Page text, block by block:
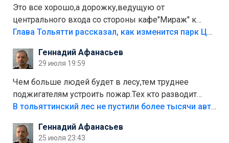
Это все хорошо,а дорожку,ведущую от
центрального входа со стороны кафе"Мираж" к
аттракционам слабо доделать?А то бордюры
лежала в парке и испортилась.Да еще,видимо,часть
украли.
Глава Тольятти рассказал, как изменится парк Центрального района
Геннадий Афанасьев
29 июля 19:59
Чем больше людей будет в лесу,тем труднее
поджигателям устроить пожар.Тех кто разводит
костры,тех надо безбожно штрафовать.Камер полно
Штрафы мизерные.
В тольяттинский лес не пустили более тысячи автомобилей
Геннадий Афанасьев
25 июля 23:43